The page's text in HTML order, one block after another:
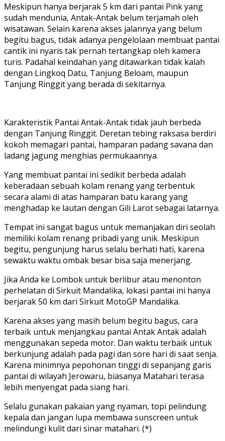
Meskipun hanya berjarak 5 km dari pantai Pink yang
sudah mendunia, Antak-Antak belum terjamah oleh
wisatawan. Selain karena akses jalannya yang belum
begitu bagus, tidak adanya pengelolaan membuat pantai
cantik ini nyaris tak pernah tertangkap oleh kamera
turis. Padahal keindahan yang ditawarkan tidak kalah
dengan Lingkoq Datu, Tanjung Beloam, maupun
Tanjung Ringgit yang berada di sekitarnya.
Karakteristik Pantai Antak-Antak tidak jauh berbeda
dengan Tanjung Ringgit. Deretan tebing raksasa berdiri
kokoh memagari pantai, hamparan padang savana dan
ladang jagung menghias permukaannya.
Yang membuat pantai ini sedikit berbeda adalah
keberadaan sebuah kolam renang yang terbentuk
secara alami di atas hamparan batu karang yang
menghadap ke lautan dengan Gili Larot sebagai latarnya.
Tempat ini sangat bagus untuk memanjakan diri seolah
memiliki kolam renang pribadi yang unik. Meskipun
begitu, pengunjung harus selalu berhati hati, karena
sewaktu waktu ombak besar bisa saja menerjang.
Jika Anda ke Lombok untuk berlibur atau menonton
perhelatan di Sirkuit Mandalika, lokasi pantai ini hanya
berjarak 50 km dari Sirkuit MotoGP Mandalika.
Karena akses yang masih belum begitu bagus, cara
terbaik untuk menjangkau pantai Antak Antak adalah
menggunakan sepeda motor. Dan waktu terbaik untuk
berkunjung adalah pada pagi dan sore hari di saat senja.
Karena minimnya pepohonan tinggi di sepanjang garis
pantai di wilayah Jerowaru, biasanya Matahari terasa
lebih menyengat pada siang hari.
Selalu gunakan pakaian yang nyaman, topi pelindung
kepala dan jangan lupa membawa sunscreen untuk
melindungi kulit dari sinar matahari. (*)